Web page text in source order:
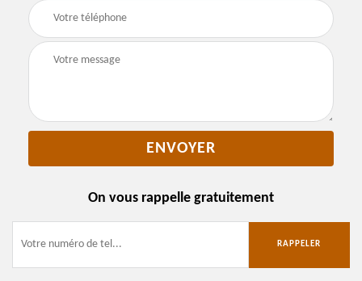
On vous rappelle gratuitement